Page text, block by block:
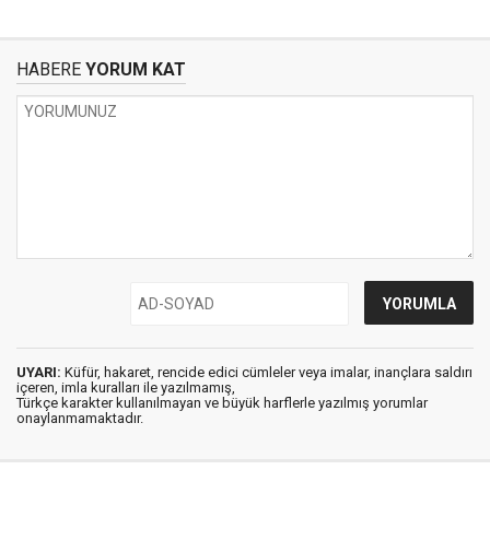
HABERE YORUM KAT
UYARI: Küfür, hakaret, rencide edici cümleler veya imalar, inançlara saldırı
içeren, imla kuralları ile yazılmamış,
Türkçe karakter kullanılmayan ve büyük harflerle yazılmış yorumlar
onaylanmamaktadır.